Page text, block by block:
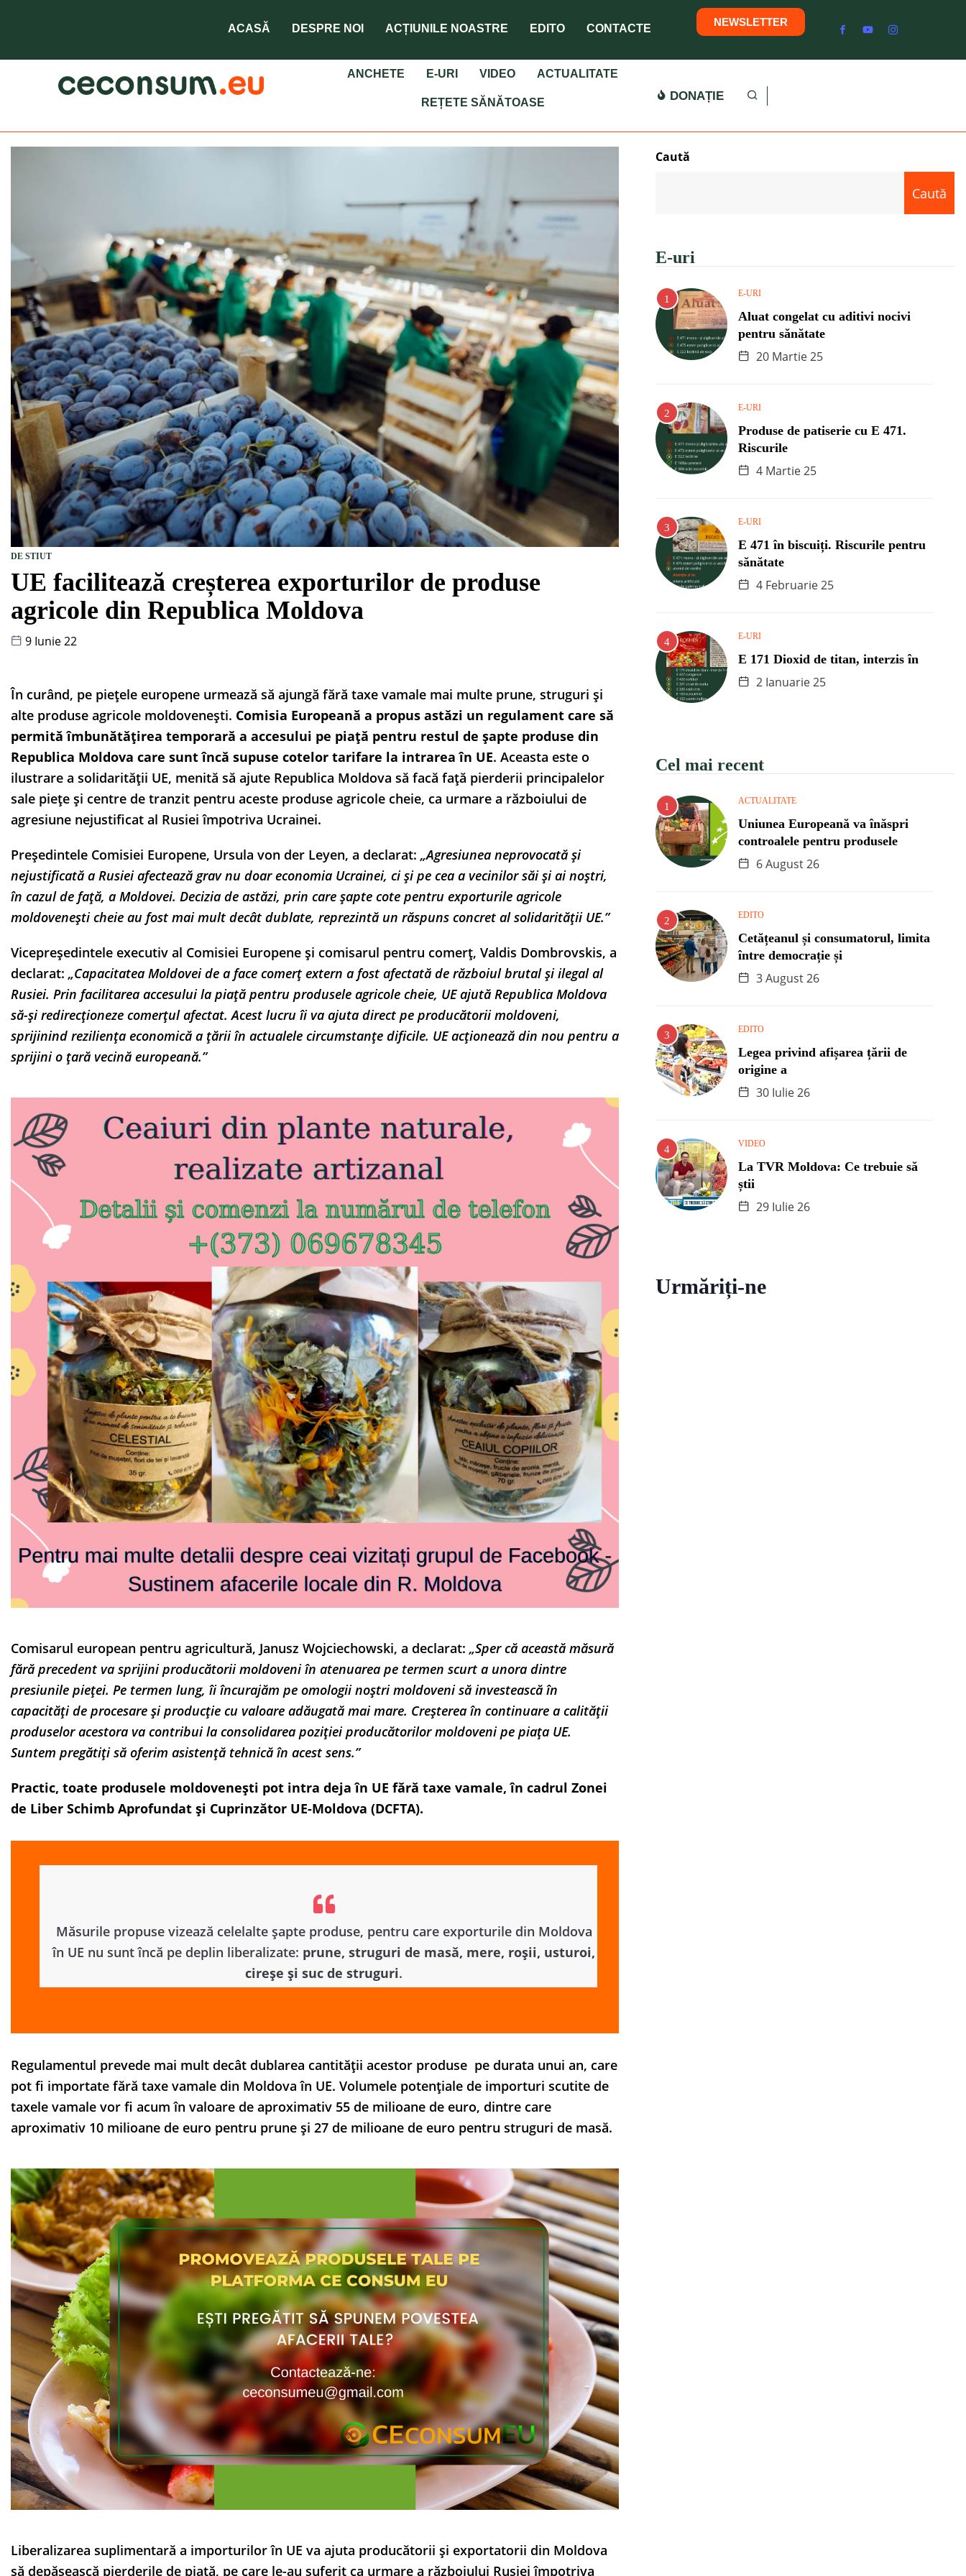
ACASĂ DESPRE NOI ACȚIUNILE NOASTRE EDITO CONTACTE
NEWSLETTER
ANCHETE E-URI VIDEO ACTUALITATE
REȚETE SĂNĂTOASE DONAȚIE
DE STIUT
UE facilitează creșterea exporturilor de produse
agricole din Republica Moldova
9 Iunie 22
În curând, pe piețele europene urmează să ajungă fără taxe vamale mai multe prune, struguri și
alte produse agricole moldovenești. Comisia Europeană a propus astăzi un regulament care să
permită îmbunătățirea temporară a accesului pe piață pentru restul de șapte produse din
Republica Moldova care sunt încă supuse cotelor tarifare la intrarea în UE. Aceasta este o
ilustrare a solidarității UE, menită să ajute Republica Moldova să facă față pierderii principalelor
sale piețe și centre de tranzit pentru aceste produse agricole cheie, ca urmare a războiului de
agresiune nejustificat al Rusiei împotriva Ucrainei.
Președintele Comisiei Europene, Ursula von der Leyen, a declarat: „Agresiunea neprovocată și
nejustificată a Rusiei afectează grav nu doar economia Ucrainei, ci și pe cea a vecinilor săi și ai noștri,
în cazul de față, a Moldovei. Decizia de astăzi, prin care șapte cote pentru exporturile agricole
moldovenești cheie au fost mai mult decât dublate, reprezintă un răspuns concret al solidarității UE.”
Vicepreședintele executiv al Comisiei Europene și comisarul pentru comerț, Valdis Dombrovskis, a
declarat: „Capacitatea Moldovei de a face comerț extern a fost afectată de războiul brutal și ilegal al
Rusiei. Prin facilitarea accesului la piață pentru produsele agricole cheie, UE ajută Republica Moldova
să-și redirecționeze comerțul afectat. Acest lucru îi va ajuta direct pe producătorii moldoveni,
sprijinind reziliența economică a țării în actualele circumstanțe dificile. UE acționează din nou pentru a
sprijini o țară vecină europeană.”
Comisarul european pentru agricultură, Janusz Wojciechowski, a declarat: „Sper că această măsură
fără precedent va sprijini producătorii moldoveni în atenuarea pe termen scurt a unora dintre
presiunile pieței. Pe termen lung, îi încurajăm pe omologii noștri moldoveni să investească în
capacități de procesare și producție cu valoare adăugată mai mare. Creșterea în continuare a calității
produselor acestora va contribui la consolidarea poziției producătorilor moldoveni pe piața UE.
Suntem pregătiți să oferim asistență tehnică în acest sens.”
Practic, toate produsele moldovenești pot intra deja în UE fără taxe vamale, în cadrul Zonei
de Liber Schimb Aprofundat și Cuprinzător UE-Moldova (DCFTA).
Măsurile propuse vizează celelalte șapte produse, pentru care exporturile din Moldova
în UE nu sunt încă pe deplin liberalizate: prune, struguri de masă, mere, roșii, usturoi,
cireșe și suc de struguri.
Regulamentul prevede mai mult decât dublarea cantității acestor produse pe durata unui an, care
pot fi importate fără taxe vamale din Moldova în UE. Volumele potențiale de importuri scutite de
taxele vamale vor fi acum în valoare de aproximativ 55 de milioane de euro, dintre care
aproximativ 10 milioane de euro pentru prune și 27 de milioane de euro pentru struguri de masă.
Liberalizarea suplimentară a importurilor în UE va ajuta producătorii și exportatorii din Moldova
să depășească pierderile de piață, pe care le-au suferit ca urmare a războiului Rusiei împotriva
Caută
Caută
E-uri
E-URI
Aluat congelat cu aditivi nocivi
pentru sănătate
20 Martie 25
E-URI
Produse de patiserie cu E 471.
Riscurile
4 Martie 25
E-URI
E 471 în biscuiți. Riscurile pentru
sănătate
4 Februarie 25
E-URI
E 171 Dioxid de titan, interzis în
2 Ianuarie 25
Cel mai recent
ACTUALITATE
Uniunea Europeană va înăspri
controalele pentru produsele
6 August 26
EDITO
Cetățeanul și consumatorul, limita
între democrație și
3 August 26
EDITO
Legea privind afișarea țării de
origine a
30 Iulie 26
VIDEO
La TVR Moldova: Ce trebuie să
știi
29 Iulie 26
Urmăriți-ne